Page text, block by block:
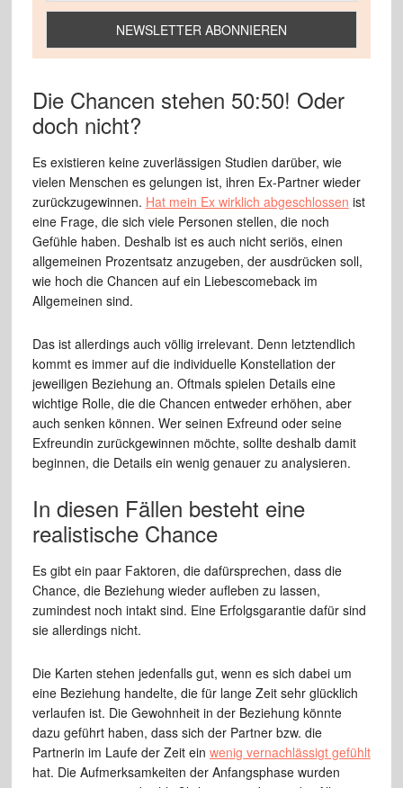
Die Chancen stehen 50:50! Oder
doch nicht?
Es existieren keine zuverlässigen Studien darüber, wie
vielen Menschen es gelungen ist, ihren Ex-Partner wieder
zurückzugewinnen. Hat mein Ex wirklich abgeschlossen ist
eine Frage, die sich viele Personen stellen, die noch
Gefühle haben. Deshalb ist es auch nicht seriös, einen
allgemeinen Prozentsatz anzugeben, der ausdrücken soll,
wie hoch die Chancen auf ein Liebescomeback im
Allgemeinen sind.
Das ist allerdings auch völlig irrelevant. Denn letztendlich
kommt es immer auf die individuelle Konstellation der
jeweiligen Beziehung an. Oftmals spielen Details eine
wichtige Rolle, die die Chancen entweder erhöhen, aber
auch senken können. Wer seinen Exfreund oder seine
Exfreundin zurückgewinnen möchte, sollte deshalb damit
beginnen, die Details ein wenig genauer zu analysieren.
In diesen Fällen besteht eine
realistische Chance
Es gibt ein paar Faktoren, die dafürsprechen, dass die
Chance, die Beziehung wieder aufleben zu lassen,
zumindest noch intakt sind. Eine Erfolgsgarantie dafür sind
sie allerdings nicht.
Die Karten stehen jedenfalls gut, wenn es sich dabei um
eine Beziehung handelte, die für lange Zeit sehr glücklich
verlaufen ist. Die Gewohnheit in der Beziehung könnte
dazu geführt haben, dass sich der Partner bzw. die
Partnerin im Laufe der Zeit ein wenig vernachlässigt gefühlt
hat. Die Aufmerksamkeiten der Anfangsphase wurden